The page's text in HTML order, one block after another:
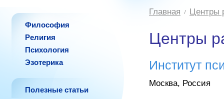
Философия
Религия
Психология
Эзотерика
Полезные статьи
Главная Центры
Центры
Институт
Москва, Россия